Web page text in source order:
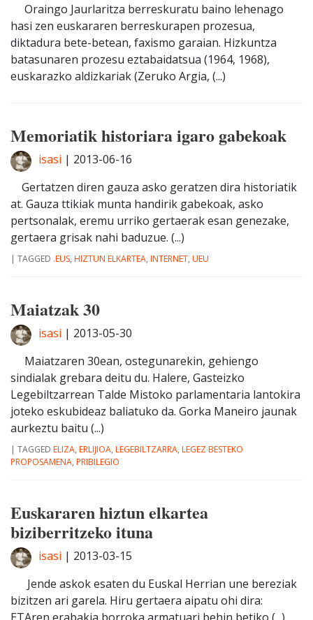
Oraingo Jaurlaritza berreskuratu baino lehenago
hasi zen euskararen berreskurapen prozesua,
diktadura bete-betean, faxismo garaian. Hizkuntza
batasunaren prozesu eztabaidatsua (1964, 1968),
euskarazko aldizkariak (Zeruko Argia, (...)
Memoriatik historiara igaro gabekoak
isasi | 2013-06-16
Gertatzen diren gauza asko geratzen dira historiatik
at. Gauza ttikiak munta handirik gabekoak, asko
pertsonalak, eremu urriko gertaerak esan genezake,
gertaera grisak nahi baduzue. (...)
| TAGGED .EUS, HIZTUN ELKARTEA, INTERNET, UEU
Maiatzak 30
isasi | 2013-05-30
Maiatzaren 30ean, ostegunarekin, gehiengo
sindialak grebara deitu du. Halere, Gasteizko
Legebiltzarrean Talde Mistoko parlamentaria lantokira
joteko eskubideaz baliatuko da. Gorka Maneiro jaunak
aurkeztu baitu (...)
| TAGGED ELIZA, ERLIJIOA, LEGEBILTZARRA, LEGEZ BESTEKO
PROPOSAMENA, PRIBILEGIO
Euskararen hiztun elkartea
biziberritzeko ituna
isasi | 2013-03-15
Jende askok esaten du Euskal Herrian une bereziak
bizitzen ari garela. Hiru gertaera aipatu ohi dira:
ETAren erabakia borroka armatuari behin betiko (...)